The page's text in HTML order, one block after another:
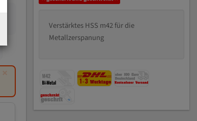
×
Verstärktes HSS m42 für die
Metallzerspanung